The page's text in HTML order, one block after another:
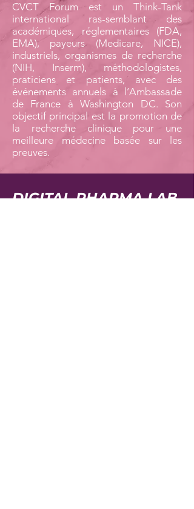
CVCT Forum est un Think-Tank
international ras-semblant des
académiques, réglementaires (FDA,
EMA), payeurs (Medicare, NICE),
industriels, organismes de recherche
(NIH, Inserm), méthodologistes,
praticiens et patients, avec des
événements annuels à l’Ambassade
de France à Washington DC. Son
objectif principal est la promotion de
la recherche clinique pour une
meilleure médecine basée sur les
preuves.
DIGITAL PHARMA LAB